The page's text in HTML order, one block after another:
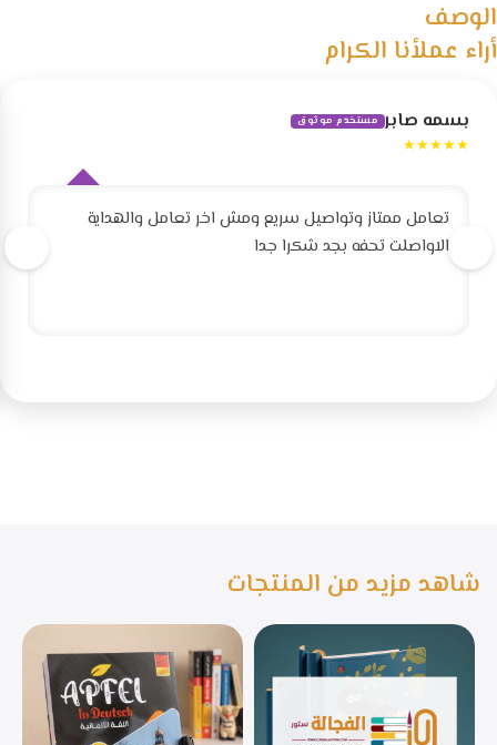
الوصف
أراء عملأنا الكرام
بسمه صابر مستخدم موثوق
★★★★★
تعامل ممتاز وتواصيل سريع ومش اخر تعامل والهداية
الاواصلت تحفه بجد شكرا جدا
شاهد مزيد من المنتجات